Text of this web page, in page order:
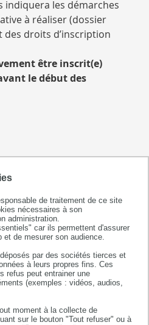
de traitement de ce site
nécessaires à son
administration.
car ils permettent d'assurer
de mesurer son audience.
par des sociétés tierces et
à leurs propres fins. Ces
refus peut entrainer une
(exemples : vidéos, audios,
moment à la collecte de
sur le bouton "Tout refuser" ou à
indiquera les démarches
à réaliser (dossier
droits d’inscription
être inscrit(e)
le début des
tlse3.fr